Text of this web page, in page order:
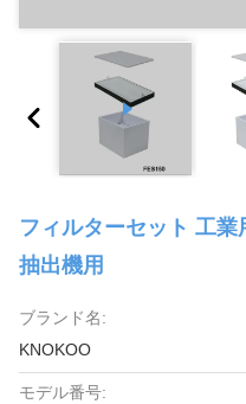
フィルターセット 工
抽出機用
ブランド名:
KNOKOO
モデル番号: